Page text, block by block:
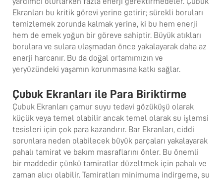
Ekranları bu kritik görevi yerine getirir; sürekli boruları
temizlemek zorunda kalmak yerine, ki bu hem enerji
hem de emek yoğun bir göreve sahiptir. Büyük atıkları
borulara ve sulara ulaşmadan önce yakalayarak daha az
enerji harcanır. Bu da doğal ortamımızın ve
yeryüzündeki yaşamın korunmasına katkı sağlar.
Çubuk Ekranları ile Para Biriktirme
Çubuk Ekranları çamur suyu tedavi gözüküşü olarak
küçük veya temel olabilir ancak temel olarak su işlemsi
tesisleri için çok para kazandırır. Bar Ekranları, ciddi
sorunlara neden olabilecek büyük parçaları yakalayarak
pahalı tamirat ve bakım masraflarını önler. Bu önemli
bir maddedir çünkü tamiratlar düzeltmek için pahalı ve
zaman alıcı olabilir. Tamiratları minimuma indirgeme, su